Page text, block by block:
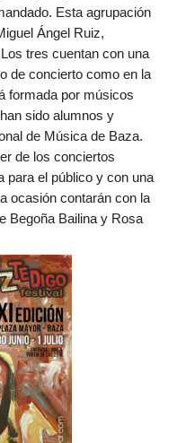
Esta agrupación
Ángel Ruiz,
tres cuentan con una
de concierto como en la
formada por músicos
sido alumnos y
de Música de Baza.
de los conciertos
para el público y con una
ocasión contarán con la
Begoña Bailina y Rosa